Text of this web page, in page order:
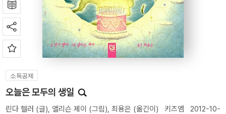
소득공제
오늘은 모두의 생일
린다 헬러 (글), 앨리슨 제이 (그림), 최용은 (옮긴이) 키즈엠 2012-10-